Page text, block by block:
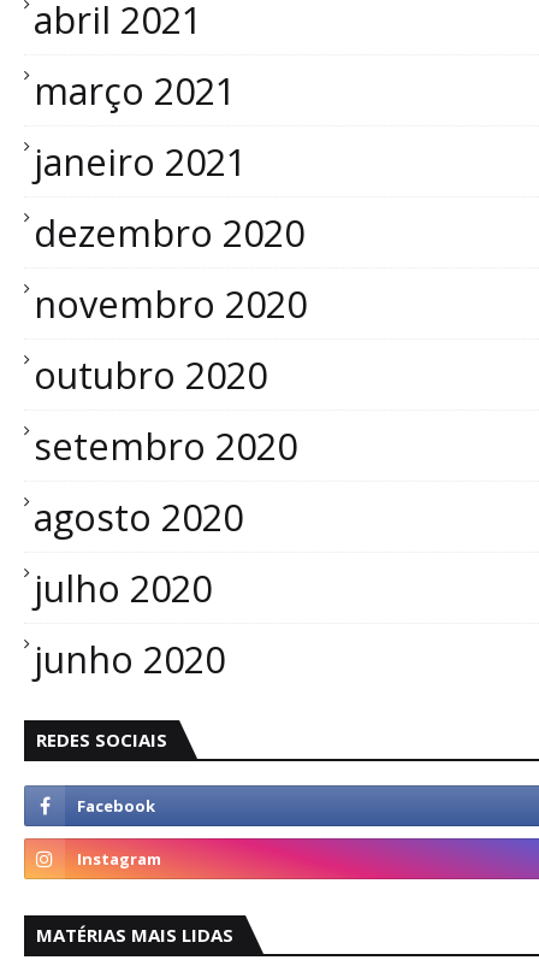
abril 2021
março 2021
janeiro 2021
dezembro 2020
novembro 2020
outubro 2020
setembro 2020
agosto 2020
julho 2020
junho 2020
REDES SOCIAIS
MATÉRIAS MAIS LIDAS